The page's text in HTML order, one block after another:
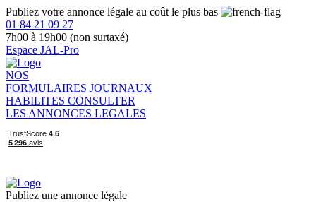
Publiez votre annonce légale au coût le plus bas
01 84 21 09 27
7h00 à 19h00 (non surtaxé)
Espace JAL-Pro
NOS
FORMULAIRES JOURNAUX
HABILITES CONSULTER
LES ANNONCES LEGALES
Publiez une annonce légale